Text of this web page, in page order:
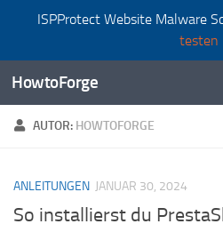
ISPProtect Website Malware
testen
Zum Inhalt springen
HowtoForge
AUTOR: HOWTOFORGE
ANLEITUNGEN JANUAR 30, 2024
So installierst du